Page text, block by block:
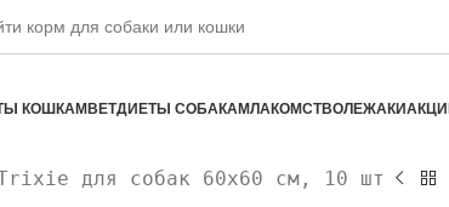
КОШКАМ ВЕТДИЕТЫ СОБАКАМЛАКОМСТВОЛЕЖАКИ
для собак 60х60 см, 10 шт